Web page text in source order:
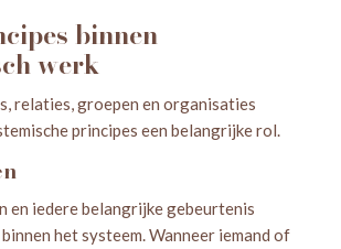
binnen
werk
relaties, groepen en organisaties
principes een belangrijke rol.
en iedere belangrijke gebeurtenis
het systeem. Wanneer iemand of